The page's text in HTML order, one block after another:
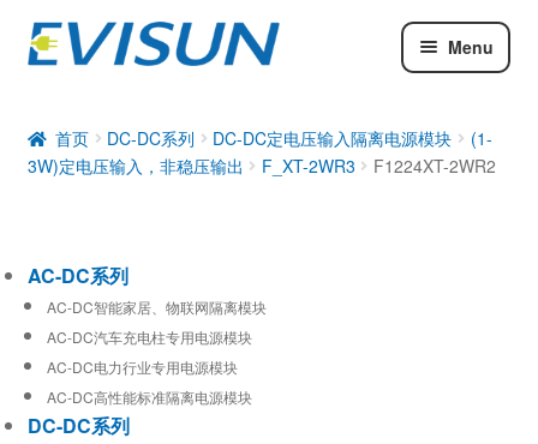
Menu
DC-DC系列
工业通信模块
首页 DC-DC系列 DC-DC定电压输入隔离电源模块
(1-
3W)定电压输入，非稳压输出
F_XT-2WR3 F1224XT-2WR2
AC-DC系列
AC-DC智能家居、物联网隔离模块
AC-DC汽车充电柱专用电源模块
AC-DC电力行业专用电源模块
AC-DC高性能标准隔离电源模块
DC-DC系列